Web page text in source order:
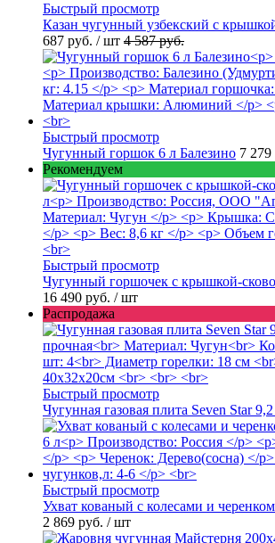
Быстрый просмотр
Казан чугунный узбекский с
687 руб. / шт 4 587 руб.
Быстрый просмотр
Чугунный горшок 6 л Балезино 7 279
Рекомендуем
Быстрый просмотр
Чугунный горшочек с крышкой-
16 490 руб. / шт
Распродажа
Быстрый просмотр
Чугунная газовая плита Seven Star
Быстрый просмотр
Ухват кованый с колесами и
2 869 руб. / шт